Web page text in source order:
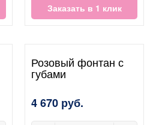
Заказать в 1 клик
Розовый фонтан с
губами
4 670 руб.